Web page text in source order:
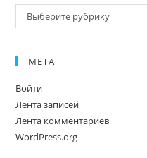
Новое
Выберите рубрику
МЕТА
Войти
Лента записей
Лента комментариев
WordPress.org